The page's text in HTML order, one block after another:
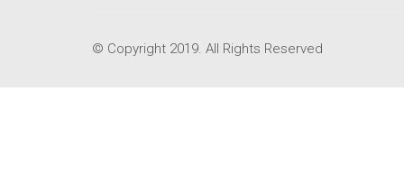
© Copyright 2019. All Rights Reserved